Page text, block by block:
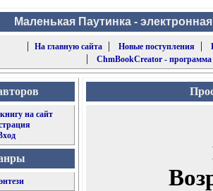
Маленькая Паутинка -
|
На главную сайта| Новые поступления |
| ChmBookCreator -
на сайт